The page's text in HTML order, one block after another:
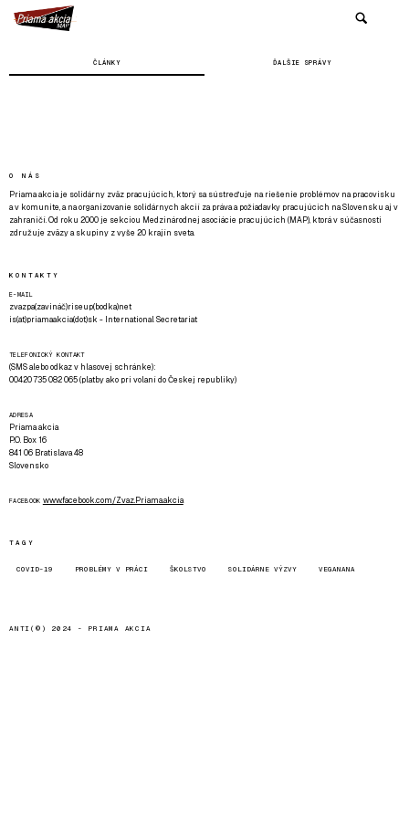
ČLÁNKY ĎALŠIE SPRÁVY
O NÁS
Priama akcia je solidárny zväz pracujúcich, ktorý sa sústreďuje na riešenie problémov na pracovisku
a v komunite, a na organizovanie solidárnych akcií za práva a požiadavky pracujúcich na Slovensku aj v
zahraničí. Od roku 2000 je sekciou Medzinárodnej asociácie pracujúcich (MAP), ktorá v súčasnosti
združuje zväzy a skupiny z vyše 20 krajín sveta.
KONTAKTY
E-MAIL
zvazpa(zavináč)riseup(bodka)net
is(at)priamaakcia(dot)sk - International Secretariat
TELEFONICKÝ KONTAKT
(SMS alebo odkaz v hlasovej schránke):
00420 735 082 065 (platby ako pri volaní do Českej republiky)
ADRESA
Priama akcia
P.O. Box 16
841 06 Bratislava 48
Slovensko
FACEBOOK www.facebook.com/Zvaz.Priama.akcia
TAGY
COVID-19 PROBLÉMY V PRÁCI ŠKOLSTVO SOLIDÁRNE VÝZVY VEGANANA
ANTI(©) 2024 - PRIAMA AKCIA